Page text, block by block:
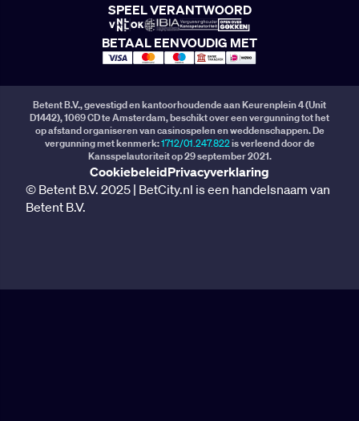
SPEEL VERANTWOORD
BETAAL EENVOUDIG MET
Betent B.V., gevestigd en kantoorhoudende aan Keurenplein 4 (Unit
D1442), 1069 CD te Amsterdam, beschikt over een vergunning tot het
op afstand organiseren van casinospelen en weddenschappen. De
vergunning met kenmerk:1712/01.247.822is verleend door de
Kansspelautoriteit op 29 september 2021.
CookiebeleidPrivacyverklaring
© Betent B.V. 2025 | BetCity.nl is een handelsnaam van
Betent B.V.